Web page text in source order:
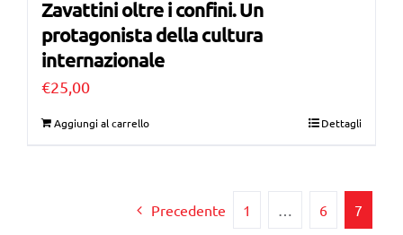
Zavattini oltre i confini. Un
protagonista della cultura
internazionale
€25,00
Aggiungi al carrello Dettagli
Precedente 1 6 7